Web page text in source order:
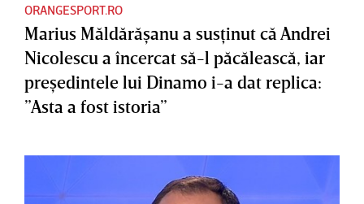
ORANGESPORT.RO
Marius Măldărăşanu a susţinut că Andrei
Nicolescu a încercat să-l păcălească, iar
preşedintele lui Dinamo i-a dat replica:
”Asta a fost istoria”